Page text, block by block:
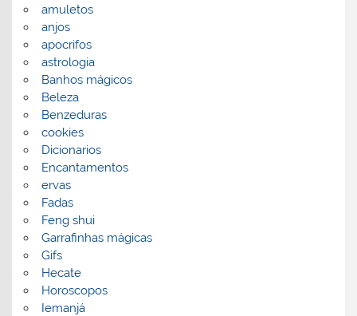
amuletos
anjos
apocrifos
astrologia
Banhos mágicos
Beleza
Benzeduras
cookies
Dicionarios
Encantamentos
ervas
Fadas
Feng shui
Garrafinhas mágicas
Gifs
Hecate
Horoscopos
Iemanjá